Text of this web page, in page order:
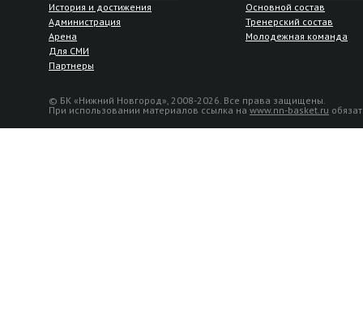
История и достижения
Администрация
Арена
Для СМИ
Партнеры
Основной состав
Тренерский состав
Молодежная команда
© БК «Нижний Новгород», 2008-2026. Все права защищены.
При использовании материалов ссылка на www.nn-basket.ru